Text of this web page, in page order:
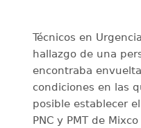
Técnicos en
hallazgo de una
encontraba
condiciones en las
posible establecer
PNC y PMT de